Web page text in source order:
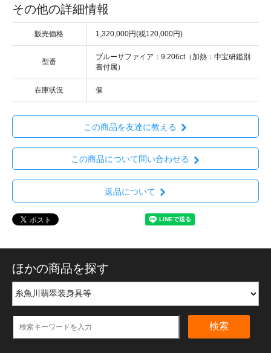
その他の詳細情報
販売価格 1,320,000円(税120,000円)
型番
ブルーサファイア：9.206ct（加熱：中宝研鑑別
書付属）
在庫状況 個
この商品を友達に教える
この商品について問い合わせる
返品について
ほかの商品を探す
検索